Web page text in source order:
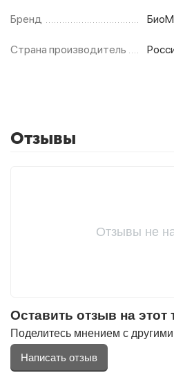
Бренд
Страна производитель
Отзывы
Отзывы не
Оставить отзыв на этот
Поделитесь мнением с
Написать отзыв